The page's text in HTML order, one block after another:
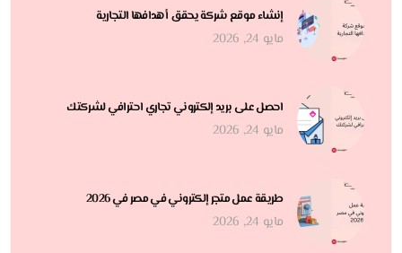
إنشاء موقع شركة يحقق أهدافها التجارية
مايو 24, 2026
احصل على بريد إلكتروني تجاري احترافي لشركتك
مايو 24, 2026
طريقة عمل متجر إلكتروني في مصر في 2026
مايو 24, 2026